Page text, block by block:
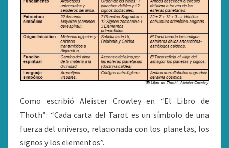
Como escribió Aleister Crowley en “El Libro de
Thoth”: “Cada carta del Tarot es un símbolo de una
fuerza del universo, relacionada con los planetas, los
signos y los elementos”.